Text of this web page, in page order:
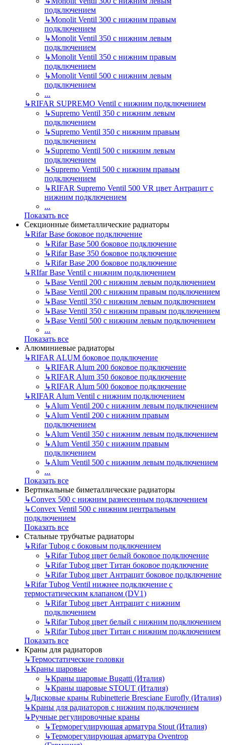
подключением
↳Monolit Ventil 300 с нижним правым
подключением
↳Monolit Ventil 350 с нижним левым
подключением
↳Monolit Ventil 350 с нижним правым
подключением
↳Monolit Ventil 500 с нижним левым
подключением
...
↳RIFAR SUPREMO Ventil с нижним подключением
↳Supremo Ventil 350 с нижним левым
подключением
↳Supremo Ventil 350 с нижним правым
подключением
↳Supremo Ventil 500 с нижним левым
подключением
↳Supremo Ventil 500 с нижним правым
подключением
↳RIFAR Supremo Ventil 500 VR цвет Антрацит с
нижним подключением
...
Показать все
Секционные биметаллические радиаторы
↳Rifar Base боковое подключение
↳Rifar Base 500 боковое подключение
↳Rifar Base 350 боковое подключение
↳Rifar Base 200 боковое подключение
↳RIfar Base Ventil с нижним подключением
↳Base Ventil 200 с нижним левым подключением
↳Base Ventil 200 с нижним правым подключением
↳Base Ventil 350 с нижним левым подключением
↳Base Ventil 350 с нижним правым подключением
↳Base Ventil 500 с нижним левым подключением
...
Показать все
Алюминиевые радиаторы
↳RIFAR ALUM боковое подключение
↳RIFAR Alum 200 боковое подключение
↳RIFAR Alum 350 боковое подключение
↳RIFAR Alum 500 боковое подключение
↳RIFAR Alum Ventil с нижним подключением
↳Alum Ventil 200 с нижним левым подключением
↳Alum Ventil 200 с нижним правым
подключением
↳Alum Ventil 350 с нижним левым подключением
↳Alum Ventil 350 с нижним правым
подключением
↳Alum Ventil 500 с нижним левым подключением
...
Показать все
Вертикальные биметаллические радиаторы
↳Convex 500 с нижним разнесенным подключением
↳Convex Ventil 500 с нижним центральным
подключением
Показать все
Стальные трубчатые радиаторы
↳Rifar Tubog с боковым подключением
↳Rifar Tubog цвет белый боковое подключение
↳Rifar Tubog цвет Титан боковое подключение
↳Rifar Tubog цвет Антрацит боковое подключение
↳Rifar Tubog Ventil нижнее подключение с
термостатическим клапаном (DV1)
↳Rifar Tubog цвет Антрацит с нижним
подключением
↳Rifar Tubog цвет белый с нижним подключением
↳Rifar Tubog цвет Титан с нижним подключением
Показать все
Краны для радиаторов
↳Термостатические головки
↳Краны шаровые
↳Краны шаровые Bugatti (Италия)
↳Краны шаровые STOUT (Италия)
↳Дисковые краны Rubinetterie Bresciane Eurofly (Италия)
↳Краны для радиаторов с нижним подключением
↳Ручные регулировочные краны
↳Терморегулирующая арматура Stout (Италия)
↳Терморегулирующая арматура Oventrop